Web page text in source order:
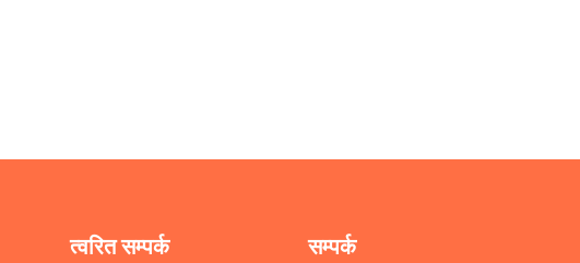
त्वरित सम्पर्क सम्पर्क